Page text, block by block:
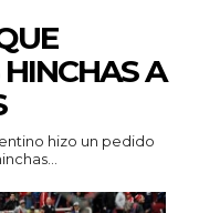
A
hizo un pedido